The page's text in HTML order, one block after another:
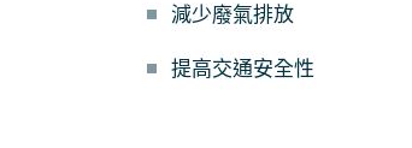
減少廢氣排放
提高交通安全性